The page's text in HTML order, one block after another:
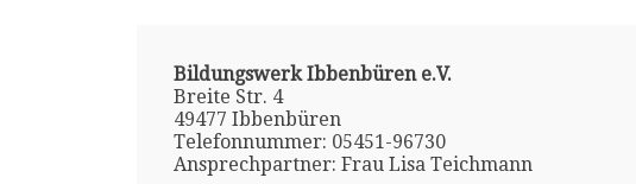
Bildungswerk Ibbenbüren e.V.
Breite Str. 4
49477 Ibbenbüren
Telefonnummer: 05451-96730
Ansprechpartner: Frau Lisa Teichmann